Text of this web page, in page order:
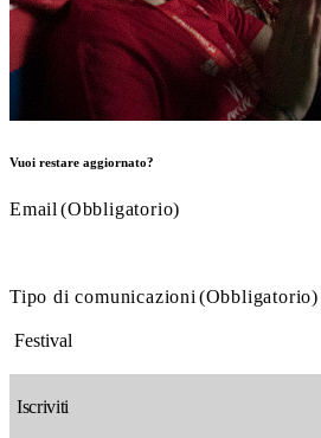
Vuoi restare aggiornato?
Email (Obbligatorio)
Tipo di comunicazioni (Obbligatorio)